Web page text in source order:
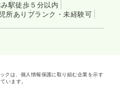
駅徒歩５分以内
所あり ブランク・未経験可
クは、個人情報保護に取り組む企業を示す
います。